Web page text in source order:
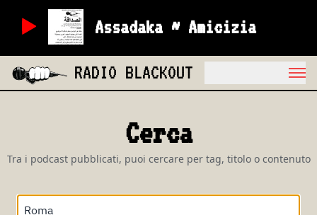
Assadaka ~ Amicizia
RADIO BLACKOUT
Cerca
Tra i podcast pubblicati, puoi cercare per tag, titolo o contenuto